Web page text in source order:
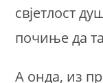
свјетлост
почиње да
А онда, из